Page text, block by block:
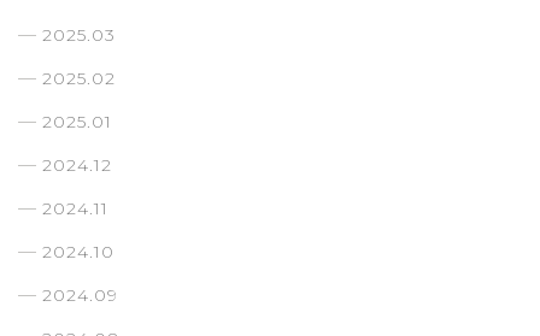
2025.03
2025.02
2025.01
2024.12
2024.11
2024.10
2024.09